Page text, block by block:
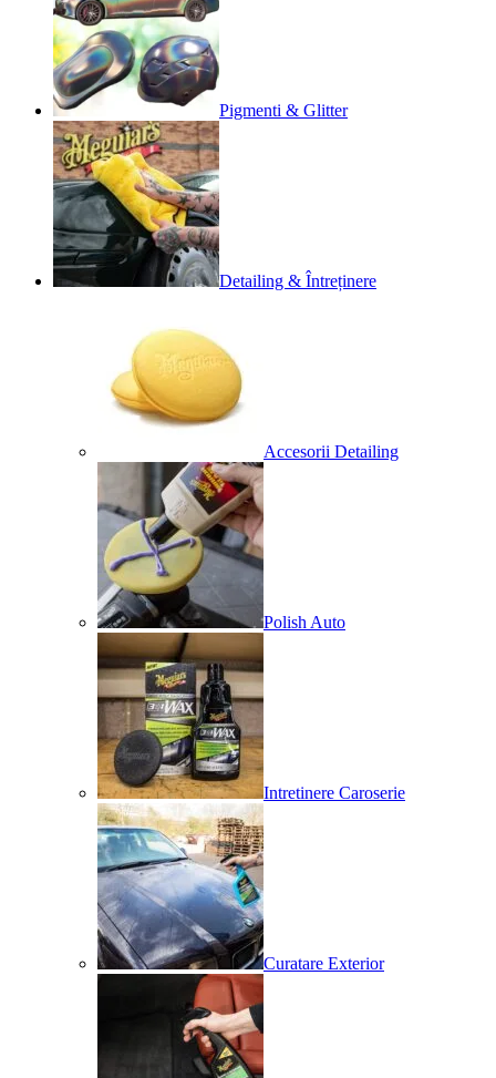
Pigmenti & Glitter
Detailing & Întreținere
Accesorii Detailing
Polish Auto
Intretinere Caroserie
Curatare Exterior